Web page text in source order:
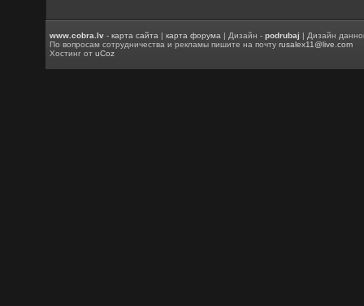
www.cobra.lv -карта сайта |карта форума | Дизайн -podrubaj | Дизайн
По вопросам сотрудничества и рекламы пишите на почтуrusalex11@live.com
Хостинг отuCoz